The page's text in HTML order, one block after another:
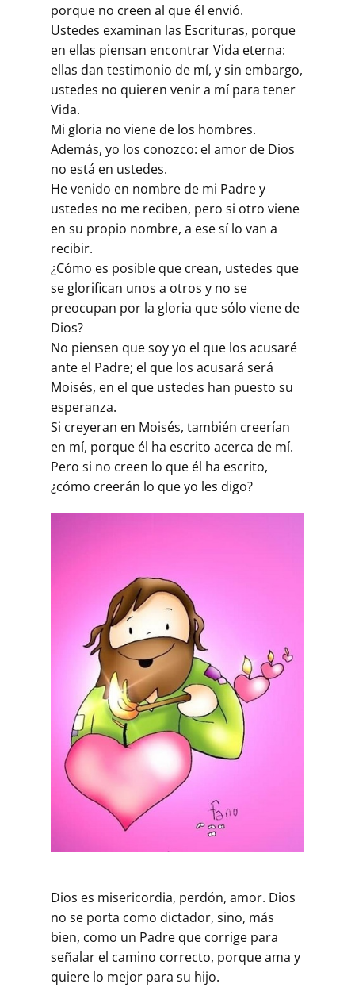
porque no creen al que él envió.
Ustedes examinan las Escrituras, porque
en ellas piensan encontrar Vida eterna:
ellas dan testimonio de mí, y sin embargo,
ustedes no quieren venir a mí para tener
Vida.
Mi gloria no viene de los hombres.
Además, yo los conozco: el amor de Dios
no está en ustedes.
He venido en nombre de mi Padre y
ustedes no me reciben, pero si otro viene
en su propio nombre, a ese sí lo van a
recibir.
¿Cómo es posible que crean, ustedes que
se glorifican unos a otros y no se
preocupan por la gloria que sólo viene de
Dios?
No piensen que soy yo el que los acusaré
ante el Padre; el que los acusará será
Moisés, en el que ustedes han puesto su
esperanza.
Si creyeran en Moisés, también creerían
en mí, porque él ha escrito acerca de mí.
Pero si no creen lo que él ha escrito,
¿cómo creerán lo que yo les digo?
Dios es misericordia, perdón, amor. Dios
no se porta como dictador, sino, más
bien, como un Padre que corrige para
señalar el camino correcto, porque ama y
quiere lo mejor para su hijo.